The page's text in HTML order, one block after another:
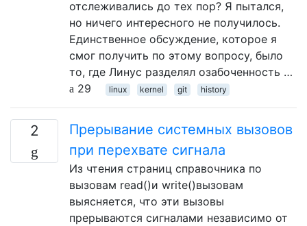
отслеживались до тех пор? Я пытался,
но ничего интересного не получилось.
Единственное обсуждение, которое я
смог получить по этому вопросу, было
то, где Линус разделял озабоченность …
29
linux kernel git history
2
Прерывание системных вызовов
при перехвате сигнала
Из чтения страниц справочника по
вызовам read()и write()вызовам
выясняется, что эти вызовы
прерываются сигналами независимо от